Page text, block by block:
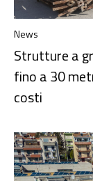
News
Strutture a
fino a 30
costi